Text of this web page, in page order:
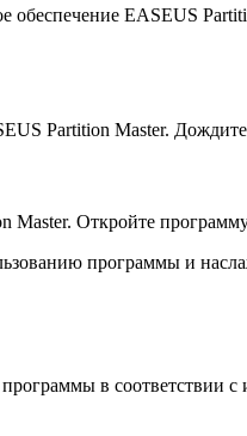
обеспечение EASEUS
Partition Master.
Откройте
программы и
в соответствии